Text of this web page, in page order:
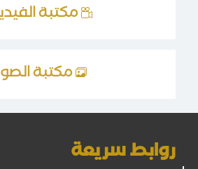
مكتبة
مكتبة
روابط سريعة